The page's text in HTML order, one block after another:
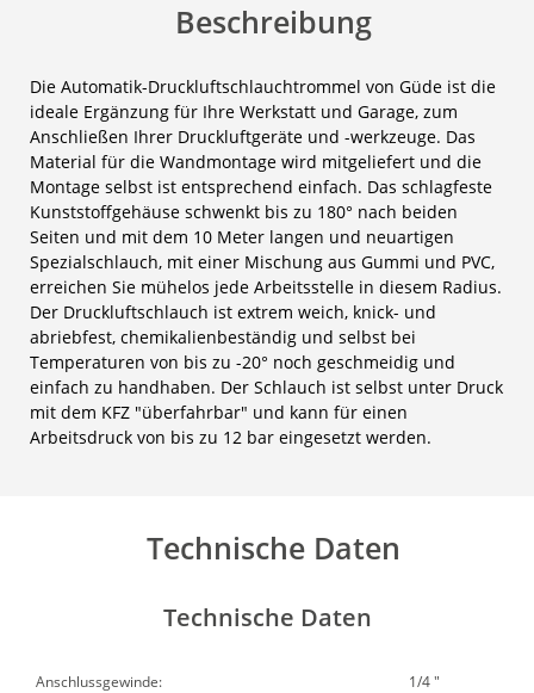
Beschreibung
Die Automatik-Druckluftschlauchtrommel von Güde ist die
ideale Ergänzung für Ihre Werkstatt und Garage, zum
Anschließen Ihrer Druckluftgeräte und -werkzeuge. Das
Material für die Wandmontage wird mitgeliefert und die
Montage selbst ist entsprechend einfach. Das schlagfeste
Kunststoffgehäuse schwenkt bis zu 180° nach beiden
Seiten und mit dem 10 Meter langen und neuartigen
Spezialschlauch, mit einer Mischung aus Gummi und PVC,
erreichen Sie mühelos jede Arbeitsstelle in diesem Radius.
Der Druckluftschlauch ist extrem weich, knick- und
abriebfest, chemikalienbeständig und selbst bei
Temperaturen von bis zu -20° noch geschmeidig und
einfach zu handhaben. Der Schlauch ist selbst unter Druck
mit dem KFZ "überfahrbar" und kann für einen
Arbeitsdruck von bis zu 12 bar eingesetzt werden.
Technische Daten
Technische Daten
Anschlussgewinde:
1/4 "